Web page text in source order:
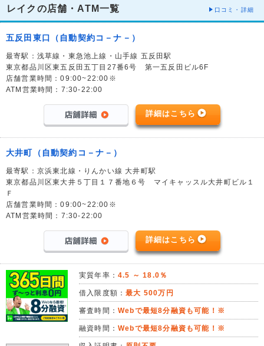
レイクの店舗・ATM一覧 口コミ・詳細
五反田東口（自動契約コ－ナ－）
最寄駅：浅草線・東急池上線・山手線 五反田駅
東京都品川区東五反田五丁目27番6号 第一五反田ビル6F
店舗営業時間：09:00~22:00※
ATM営業時間：7:30-22:00
詳細はこちら
大井町（自動契約コ－ナ－）
最寄駅：京浜東北線・りんかい線 大井町駅
東京都品川区東大井５丁目１７番地６号 マイキャッスル大井町ビル１
Ｆ
店舗営業時間：09:00~22:00※
ATM営業時間：7:30-22:00
詳細はこちら
実質年率： 4.5 ～ 18.0％
借入限度額：最大 500万円
審査時間： Webで最短8分融資も可能！※
融資時間： Webで最短8分融資も可能！※